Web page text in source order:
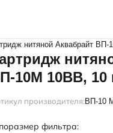
нитяной Аквабрайт
10М 10BB, 10
производителя:ВП-10
фильтра: